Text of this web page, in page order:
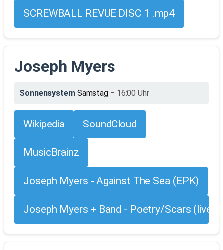
SCREWBALL REVUE DISC 1 .mp4
Joseph Myers
Sonnensystem Samstag – 16:00 Uhr
Wikipedia SoundCloud
MusicBrainz
Joseph Myers - Against The Sea (EPK)
Joseph Myers + Band - Poetry/Scars (live